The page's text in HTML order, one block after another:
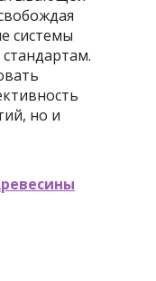
системы
но и